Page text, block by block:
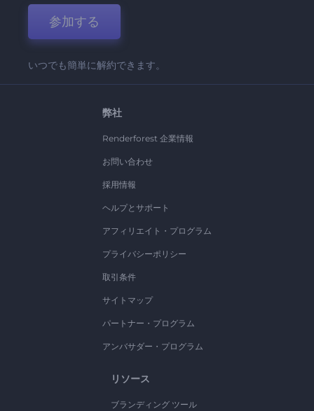
参加する
いつでも簡単に解約できます。
弊社
Renderforest 企業情報
お問い合わせ
採用情報
ヘルプとサポート
アフィリエイト・プログラム
プライバシーポリシー
取引条件
サイトマップ
パートナー・プログラム
アンバサダー・プログラム
リソース
ブランディング ツール